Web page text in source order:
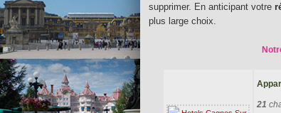
supprimer. En anticipant votre
plus large choix.
21